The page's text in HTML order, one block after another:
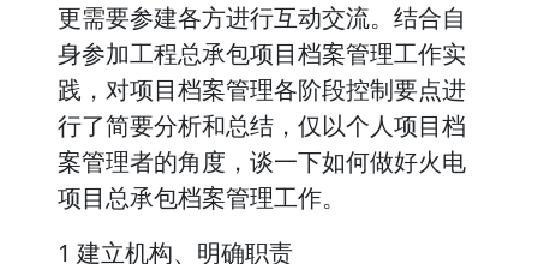
更需要参建各方进行互动交流。结合自
身参加工程总承包项目档案管理工作实
践，对项目档案管理各阶段控制要点进
行了简要分析和总结，仅以个人项目档
案管理者的角度，谈一下如何做好火电
项目总承包档案管理工作。
1 建立机构、明确职责